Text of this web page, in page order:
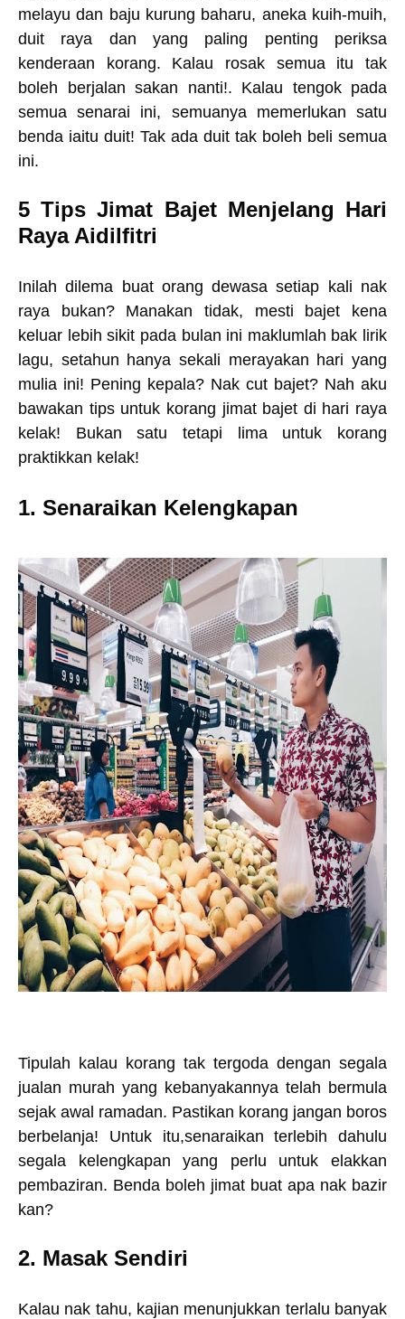
melayu dan baju kurung baharu, aneka kuih-muih,
duit raya dan yang paling penting periksa
kenderaan korang. Kalau rosak semua itu tak
boleh berjalan sakan nanti!. Kalau tengok pada
semua senarai ini, semuanya memerlukan satu
benda iaitu duit! Tak ada duit tak boleh beli semua
ini.
5 Tips Jimat Bajet Menjelang Hari
Raya Aidilfitri
Inilah dilema buat orang dewasa setiap kali nak
raya bukan? Manakan tidak, mesti bajet kena
keluar lebih sikit pada bulan ini maklumlah bak lirik
lagu, setahun hanya sekali merayakan hari yang
mulia ini! Pening kepala? Nak cut bajet? Nah aku
bawakan tips untuk korang jimat bajet di hari raya
kelak! Bukan satu tetapi lima untuk korang
praktikkan kelak!
1. Senaraikan Kelengkapan
Tipulah kalau korang tak tergoda dengan segala
jualan murah yang kebanyakannya telah bermula
sejak awal ramadan. Pastikan korang jangan boros
berbelanja! Untuk itu,senaraikan terlebih dahulu
segala kelengkapan yang perlu untuk elakkan
pembaziran. Benda boleh jimat buat apa nak bazir
kan?
2. Masak Sendiri
Kalau nak tahu, kajian menunjukkan terlalu banyak